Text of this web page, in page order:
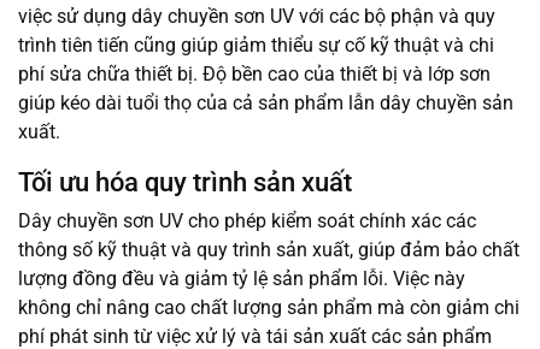
việc sử dụng dây chuyền sơn UV với các bộ phận và quy
trình tiên tiến cũng giúp giảm thiểu sự cố kỹ thuật và chi
phí sửa chữa thiết bị. Độ bền cao của thiết bị và lớp sơn
giúp kéo dài tuổi thọ của cả sản phẩm lẫn dây chuyền sản
xuất.
Tối ưu hóa quy trình sản xuất
Dây chuyền sơn UV cho phép kiểm soát chính xác các
thông số kỹ thuật và quy trình sản xuất, giúp đảm bảo chất
lượng đồng đều và giảm tỷ lệ sản phẩm lỗi. Việc này
không chỉ nâng cao chất lượng sản phẩm mà còn giảm chi
phí phát sinh từ việc xử lý và tái sản xuất các sản phẩm